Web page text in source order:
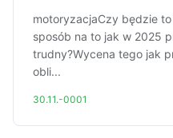
motoryzacjaCzy będzie
sposób na to jak w 2025
trudny?Wycena tego jak
obli...
30.11.-0001